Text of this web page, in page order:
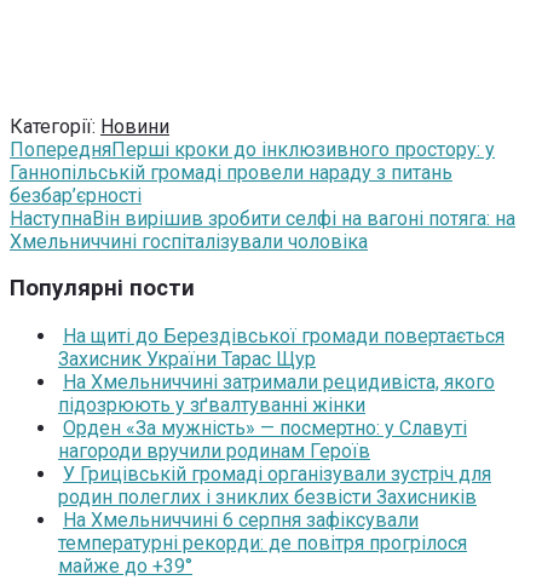
Категорії: Новини
ПопередняПерші кроки до інклюзивного простору: у
Ганнопільській громаді провели нараду з питань
безбар’єрності
НаступнаВін вирішив зробити селфі на вагоні потяга: на
Хмельниччині госпіталізували чоловіка
Популярні пости
На щиті до Берездівської громади повертається
Захисник України Тарас Щур
На Хмельниччині затримали рецидивіста, якого
підозрюють у зґвалтуванні жінки
Орден «За мужність» — посмертно: у Славуті
нагороди вручили родинам Героїв
У Грицівській громаді організували зустріч для
родин полеглих і зниклих безвісти Захисників
На Хмельниччині 6 серпня зафіксували
температурні рекорди: де повітря прогрілося
майже до +39°